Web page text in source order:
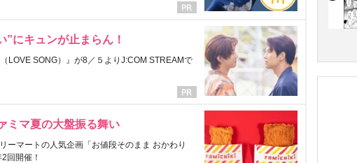
にキュンが止まらん！
LOVE SONG）』が8／５よりJ:COM STREAMで
ミマ夏の大盤振る舞い
ーマートの人気企画「お値段そのまま おかわり
回開催！